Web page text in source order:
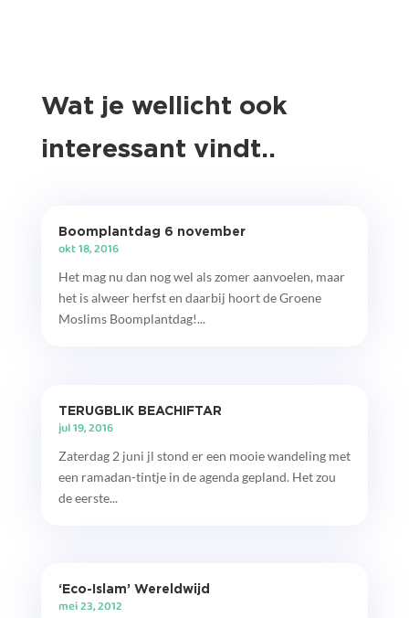
Wat je wellicht ook
interessant vindt..
Boomplantdag 6 november
okt 18, 2016
Het mag nu dan nog wel als zomer aanvoelen, maar
het is alweer herfst en daarbij hoort de Groene
Moslims Boomplantdag!...
TERUGBLIK BEACHIFTAR
jul 19, 2016
Zaterdag 2 juni jl stond er een mooie wandeling met
een ramadan-tintje in de agenda gepland. Het zou
de eerste...
‘Eco-Islam’ Wereldwijd
mei 23, 2012